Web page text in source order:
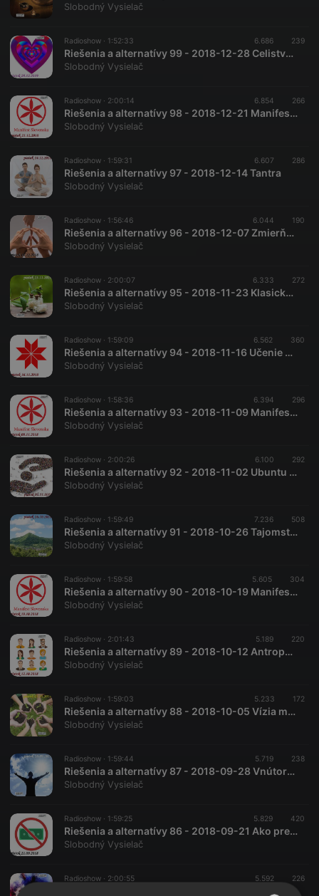
Slobodný Vysielač
Radioshow · 1:52:33 6.686 239
Riešenia a alternatívy 99 - 2018-12-28 Celistvosť a jednota…
Slobodný Vysielač
Radioshow · 2:00:14 6.854 266
Riešenia a alternatívy 98 - 2018-12-21 Manifest Slovenska – zahraničná politika
Slobodný Vysielač
Radioshow · 1:59:31 6.607 286
Riešenia a alternatívy 97 - 2018-12-14 Tantra
Slobodný Vysielač
Radioshow · 1:56:46 6.044 190
Riešenia a alternatívy 96 - 2018-12-07 Zmierňovanie konfliktov…
Slobodný Vysielač
Radioshow · 2:00:07 6.333 272
Riešenia a alternatívy 95 - 2018-11-23 Klasická a neklasická homeopatia…
Slobodný Vysielač
Radioshow · 1:59:09 6.562 360
Riešenia a alternatívy 94 - 2018-11-16 Učenie slovanských volchvov…
Slobodný Vysielač
Radioshow · 1:58:36 6.394 296
Riešenia a alternatívy 93 - 2018-11-09 Manifest Slovenska – slovanstvo a volebný systém…
Slobodný Vysielač
Radioshow · 2:00:26 6.100 292
Riešenia a alternatívy 92 - 2018-11-02 Ubuntu – spoločnosť bez peňazí…
Slobodný Vysielač
Radioshow · 1:59:49 7.236 508
Riešenia a alternatívy 91 - 2018-10-26 Tajomstvo bosnianskych pyramíd…
Slobodný Vysielač
Radioshow · 1:59:58 5.605 304
Riešenia a alternatívy 90 - 2018-10-19 Manifest Slovenska – obrana a bezpečnosť
Slobodný Vysielač
Radioshow · 2:01:43 5.189 220
Riešenia a alternatívy 89 - 2018-10-12 Antropologická biotypológia
Slobodný Vysielač
Radioshow · 1:59:03 5.233 172
Riešenia a alternatívy 88 - 2018-10-05 Vízia mestského kmeňa
Slobodný Vysielač
Radioshow · 1:59:44 5.719 238
Riešenia a alternatívy 87 - 2018-09-28 Vnútorná sloboda pravého Ja
Slobodný Vysielač
Radioshow · 1:59:25 5.829 420
Riešenia a alternatívy 86 - 2018-09-21 Ako prežiť bez peňazí…
Slobodný Vysielač
Radioshow · 2:00:55 5.592 226